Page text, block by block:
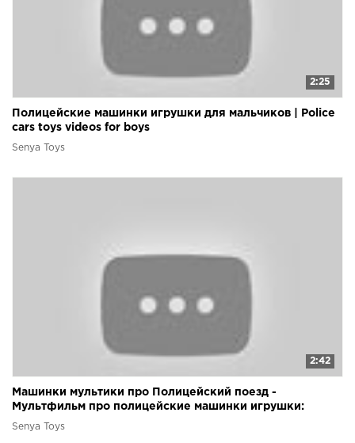
2:25
Полицейские машинки игрушки для мальчиков | Police
cars toys videos for boys
Senya Toys
2:42
Машинки мультики про Полицейский поезд -
Мультфильм про полицейские машинки игрушки:
Шлагбаум
Senya Toys